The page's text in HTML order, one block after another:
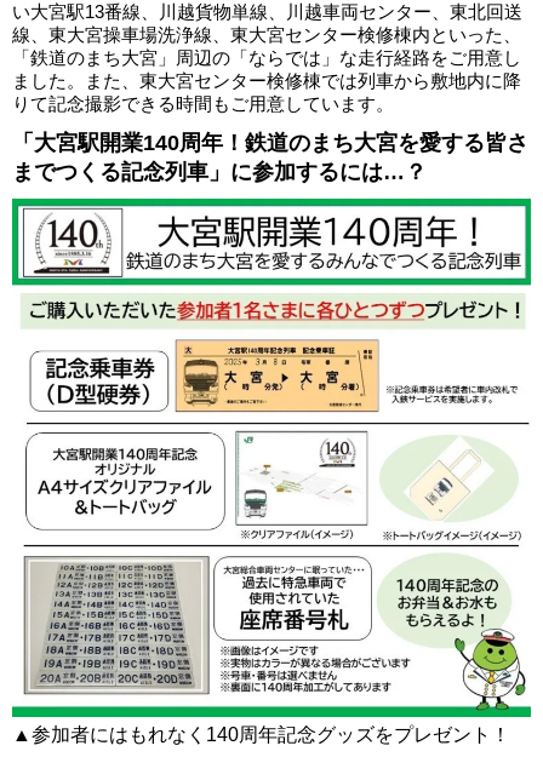
い大宮駅13番線、川越貨物単線、川越車両センター、東北回送
線、東大宮操車場洗浄線、東大宮センター検修棟内といった、
「鉄道のまち大宮」周辺の「ならでは」な走行経路をご用意し
ました。また、東大宮センター検修棟では列車から敷地内に降
りて記念撮影できる時間もご用意しています。
「大宮駅開業140周年！鉄道のまち大宮を愛する皆さ
までつくる記念列車」に参加するには…？
▲参加者にはもれなく140周年記念グッズをプレゼント！